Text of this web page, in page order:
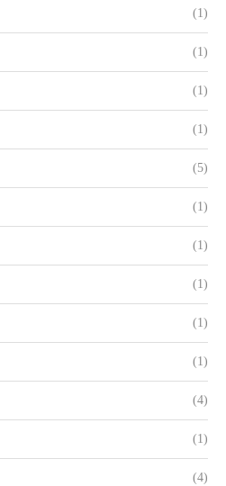
(1)
(1)
(1)
(1)
(5)
(1)
(1)
(1)
(1)
(1)
(4)
(1)
(4)